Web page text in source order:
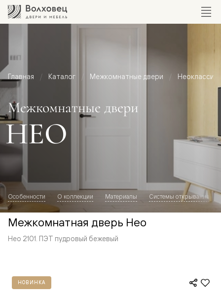
Главная Каталог Межкомнатные двери Неоклассика
Межкомнатные двери
НЕО
Особенности О коллекции Материалы Системы открывания
Межкомнатная дверь Нео
Нео 2101. ПЭТ пудровый бежевый
НОВИНКА